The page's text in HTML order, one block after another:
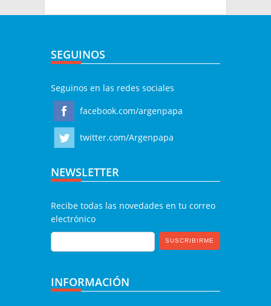
SEGUINOS
Seguinos en las redes sociales
facebook.com/argenpapa
twitter.com/Argenpapa
NEWSLETTER
Recibe todas las novedades en tu correo
electrónico
INFORMACIÓN